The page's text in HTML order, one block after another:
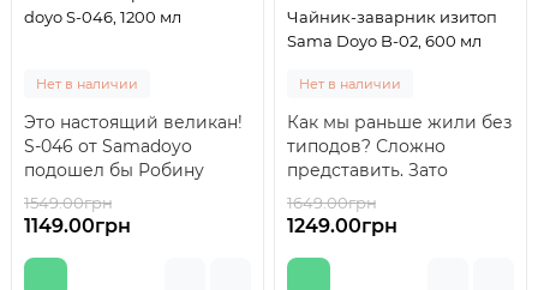
doyo S-046, 1200 мл
Нет в наличии
Это настоящий великан!
S-046 от Samadoyo
подошел бы Робину
Бобину и Гаргантюа
вместе с Пантагрюэлем...
1549.00грн
1149.00грн
Чайник-заварник изитоп
Sama Doyo B-02, 600 мл
Нет в наличии
Как мы раньше жили без
типодов? Сложно
представить. Зато
теперь чайник с кнопкой
превращает чаепитие..
1649.00грн
1249.00грн